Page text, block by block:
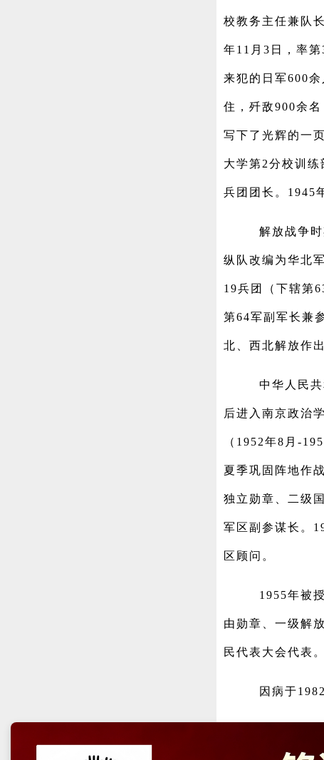
校教务主任兼队
年11月3日，率
来犯的日军600
住，歼敌900余
写下了光辉的一
大学第2分校训
兵团团长。1945
解放战争
纵队改编为华北
19兵团（下辖第
第64军副军长兼
北、西北解放作
中华人民
后进入南京政治
（1952年8月-
夏季巩固阵地作
独立勋章、二级
军区副参谋长。
区顾问。
1955年被
由勋章、一级解
民代表大会代表。
因病于